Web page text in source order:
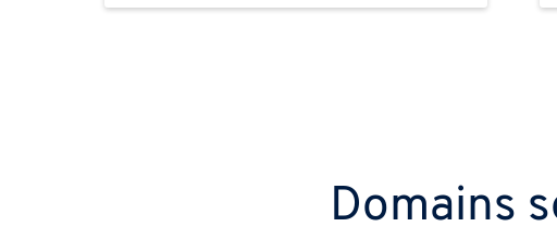
Domains